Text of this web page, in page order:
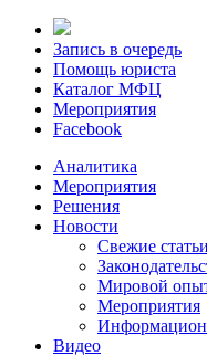
Запись в очередь
Помощь юриста
Каталог МФЦ
Мероприятия
Facebook
Аналитика
Мероприятия
Решения
Новости
Свежие статьи
Мировой
Мероприятия
Видео